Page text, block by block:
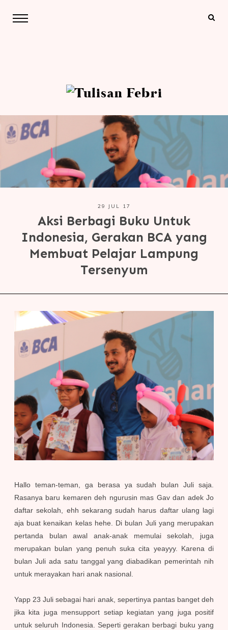
29 JUL 17
Aksi Berbagi Buku Untuk
Indonesia, Gerakan BCA yang
Membuat Pelajar Lampung
Tersenyum
Hallo teman-teman, ga berasa ya sudah bulan Juli saja.
Rasanya baru kemaren deh ngurusin mas Gav dan adek Jo
daftar sekolah, ehh sekarang sudah harus daftar ulang lagi
aja buat kenaikan kelas hehe. Di bulan Juli yang merupakan
pertanda bulan awal anak-anak memulai sekolah, juga
merupakan bulan yang penuh suka cita yeayyy. Karena di
bulan Juli ada satu tanggal yang diabadikan pemerintah nih
untuk merayakan hari anak nasional.
Yapp 23 Juli sebagai hari anak, sepertinya pantas banget deh
jika kita juga mensupport setiap kegiatan yang juga positif
untuk seluruh Indonesia. Seperti gerakan berbagi buku yang